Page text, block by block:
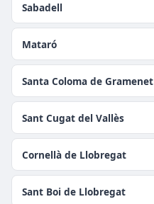
Sabadell
Mataró
Santa Coloma de Gramenet
Sant Cugat del Vallès
Cornellà de Llobregat
Sant Boi de Llobregat